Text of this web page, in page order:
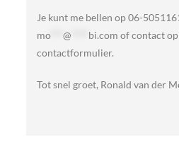
Je kunt me bellen op 06-
mo***@ bi.com of contact
contactformulier.
Tot snel groet, Ronald van der